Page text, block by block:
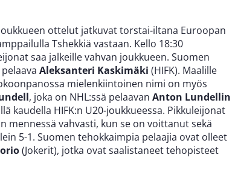
ottelut jatkuvat torstai-iltana Euroopan
Tshekkiä vastaan. Kello 18:30
saa jalkeille vahvan joukkueen. Suomen
Aleksanteri Kaskimäki (HIFK). Maalille
mielenkiintoinen nimi on myös
, joka on NHL:ssä pelaavan Anton Lundellin
kaudella HIFK:n U20-joukkueessa. Pikkuleijonat
mennessä vahvasti, kun se on voittanut sekä
5-1. Suomen tehokkaimpia pelaajia ovat olleet
(Jokerit), jotka ovat saalistaneet tehopisteet